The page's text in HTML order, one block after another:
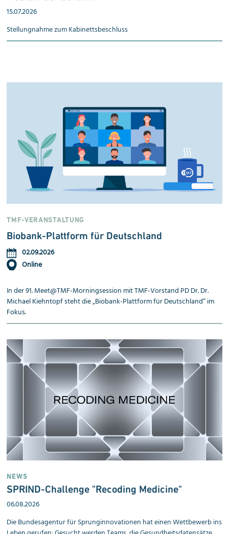
15.07.2026
Stellungnahme zum Kabinetts­beschluss
TMF-VERANSTALTUNG
Biobank-Plattform für Deutschland
02.09.2026
Online
In der 91. Meet@TMF-Morningsession mit TMF-Vorstand PD Dr. Dr.
Michael Kiehntopf steht die „Biobank-Plattform für Deutschland“ im
Fokus.
NEWS
SPRIND-Challenge "Recoding Medicine"
06.08.2026
Die Bundesagentur für Sprunginnovationen hat einen Wettbewerb ins